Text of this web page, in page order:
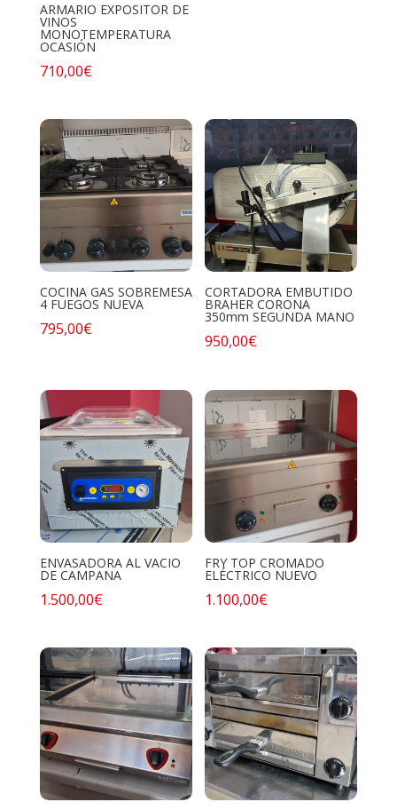
ARMARIO EXPOSITOR DE
VINOS
MONOTEMPERATURA
OCASIÓN
710,00€
COCINA GAS SOBREMESA
4 FUEGOS NUEVA
795,00€
CORTADORA EMBUTIDO
BRAHER CORONA
350mm SEGUNDA MANO
950,00€
ENVASADORA AL VACIO
DE CAMPANA
1.500,00€
FRY TOP CROMADO
ELÉCTRICO NUEVO
1.100,00€